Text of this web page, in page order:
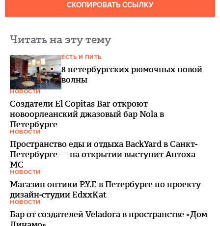
СКОПИРОВАТЬ ССЫЛКУ
Читать на эту тему
ЕСТЬ И ПИТЬ
8 петербургских рюмочных новой
волны
НОВОСТИ
Создатели El Copitas Bar откроют
новоорлеанский джазовый бар Nola в
Петербурге
НОВОСТИ
Пространство еды и отдыха BackYard в Санкт-
Петербурге — на открытии выступит Антоха
МС
НОВОСТИ
Магазин оптики P.Y.E в Петербурге по проекту
дизайн-студии EdxxKat
НОВОСТИ
Бар от создателей Veladora в пространстве «Дом